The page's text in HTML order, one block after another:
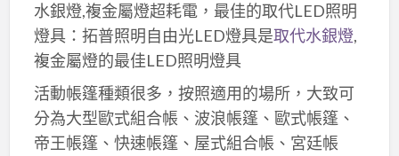
水銀燈,複金屬燈超耗電，最佳的取代LED照明
燈具：拓普照明自由光LED燈具是取代水銀燈,
複金屬燈的最佳LED照明燈具
活動帳篷種類很多，按照適用的場所，大致可
分為大型歐式組合帳、波浪帳篷、歐式帳篷、
帝王帳篷、快速帳篷、屋式組合帳、宮廷帳